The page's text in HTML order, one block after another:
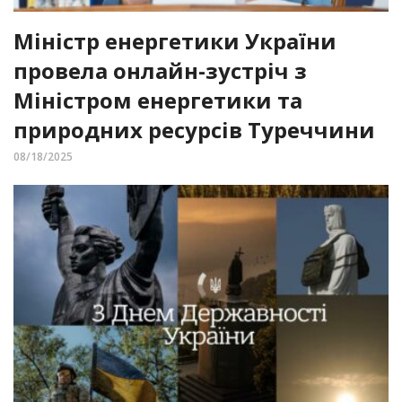
Міністр енергетики України
провела онлайн-зустріч з
Міністром енергетики та
природних ресурсів Туреччини
08/18/2025